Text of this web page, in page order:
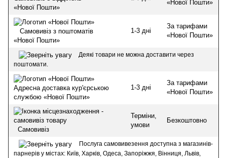
«Нової Пошти»
«Нової Пошти»
Самовивіз з поштоматів
«Нової Пошти»
1-3 дні
За тарифами
«Нової Пошти»
Деякі товари не можна доставити через
поштомати.
Адресна доставка кур'єрською
службою «Нової Пошти»
1-3 дні
За тарифами
«Нової Пошти»
Самовивіз
Терміни,
умови
Безкоштовно
Послуга самовивезення доступна з магазинів-
парнерів у містах: Київ, Харків, Одеса, Запоріжжя, Вінниця, Львів,